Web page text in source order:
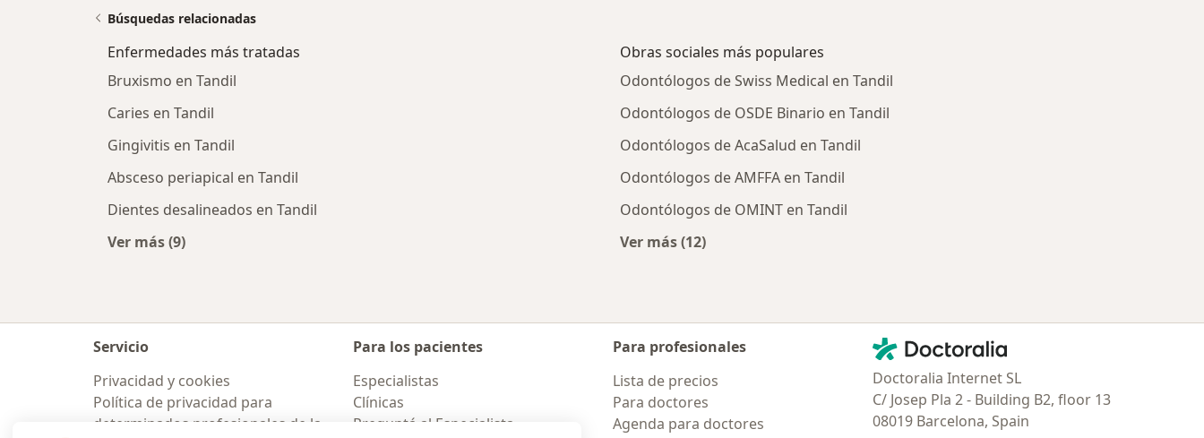
Búsquedas relacionadas
Enfermedades más tratadas
Bruxismo en Tandil
Caries en Tandil
Gingivitis en Tandil
Absceso periapical en Tandil
Dientes desalineados en Tandil
Ver más (9)
Obras sociales más populares
Odontólogos de Swiss Medical en Tandil
Odontólogos de OSDE Binario en Tandil
Odontólogos de AcaSalud en Tandil
Odontólogos de AMFFA en Tandil
Odontólogos de OMINT en Tandil
Ver más (12)
Servicio
Privacidad y cookies
Política de privacidad para
determinados profesionales de la
Para los pacientes
Especialistas
Clínicas
Preguntá al Especialista
Para profesionales
Lista de precios
Para doctores
Agenda para doctores
Contacto
Doctoralia - Página de inicio
Doctoralia Internet SL
C/ Josep Pla 2 - Building B2, floor 13
08019 Barcelona, Spain